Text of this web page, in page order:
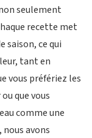
seulement
recette met
saison, ce qui
tant en
vous préfériez les
que vous
comme une
nous avons